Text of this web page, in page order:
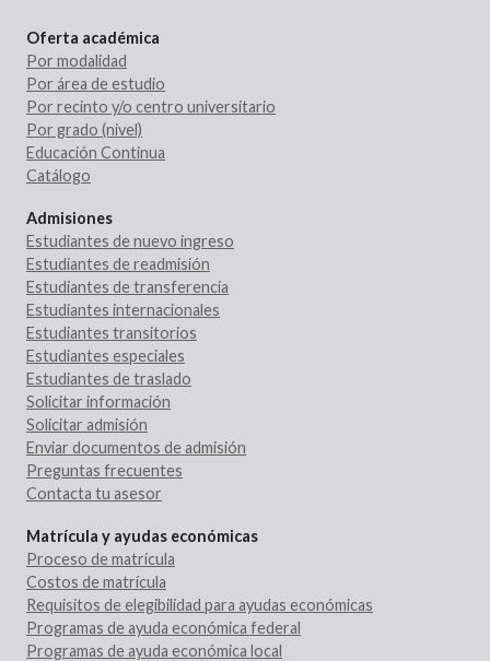
Oferta académica
Por modalidad
Por área de estudio
Por recinto y/o centro universitario
Por grado (nivel)
Educación Continua
Catálogo
Admisiones
Estudiantes de nuevo ingreso
Estudiantes de readmisión
Estudiantes de transferencia
Estudiantes internacionales
Estudiantes transitorios
Estudiantes especiales
Estudiantes de traslado
Solicitar información
Solicitar admisión
Enviar documentos de admisión
Preguntas frecuentes
Contacta tu asesor
Matrícula y ayudas económicas
Proceso de matrícula
Costos de matrícula
Requisitos de elegibilidad para ayudas económicas
Programas de ayuda económica federal
Programas de ayuda económica local